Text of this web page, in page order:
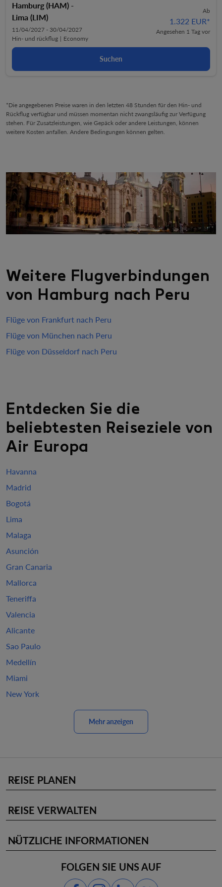
Hamburg (HAM) -
Lima (LIM)
11/04/2027 - 30/04/2027
Hin- und rückflug | Economy
Ab
1.322 EUR*
Angesehen 1 Tag vor
Suchen
*Die angegebenen Preise waren in den letzten 48 Stunden für den Hin- und
Rückflug verfügbar und müssen momentan nicht zwangsläufig zur Verfügung
stehen. Für Zusatzleistungen, wie Gepäck oder andere Leistungen, können
weitere Kosten anfallen. Andere Bedingungen können gelten.
Weitere Flugverbindungen
von Hamburg nach Peru
Flüge von Frankfurt nach Peru
Flüge von München nach Peru
Flüge von Düsseldorf nach Peru
Entdecken Sie die
beliebtesten Reiseziele von
Air Europa
Havanna
Madrid
Bogotá
Lima
Malaga
Asunción
Gran Canaria
Mallorca
Teneriffa
Valencia
Alicante
Sao Paulo
Medellín
Miami
New York
Mehr anzeigen
REISE PLANEN
keyboard_arrow_down
REISE VERWALTEN
keyboard_arrow_down
NÜTZLICHE INFORMATIONEN
keyboard_arrow_down
FOLGEN SIE UNS AUF